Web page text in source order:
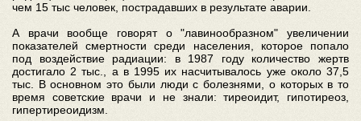
чем 15 тыс человек, пострадавших в результате аварии.
А врачи вообще говорят о "лавинообразном" увеличении
показателей смертности среди населения, которое попало
под воздействие радиации: в 1987 году количество жертв
достигало 2 тыс., а в 1995 их насчитывалось уже около 37,5
тыс. В основном это были люди с болезнями, о которых в то
время советские врачи и не знали: тиреоидит, гипотиреоз,
гипертиреоидизм.